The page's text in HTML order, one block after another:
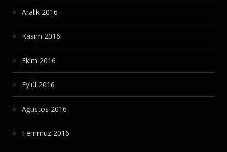
Aralık 2016
Kasım 2016
Ekim 2016
Eylül 2016
Ağustos 2016
Temmuz 2016